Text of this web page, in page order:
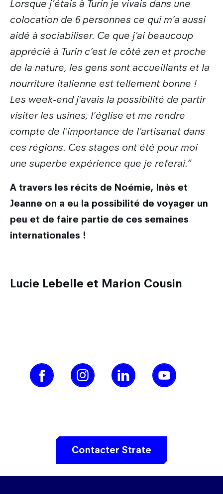
Lorsque j’étais à Turin je vivais dans une
colocation de 6 personnes ce qui m’a aussi
aidé à sociabiliser. Ce que j’ai beaucoup
apprécié à Turin c’est le côté zen et proche
de la nature, les gens sont accueillants et la
nourriture italienne est tellement bonne !
Les week-end j’avais la possibilité de partir
visiter les usines, l'église et me rendre
compte de l’importance de l’artisanat dans
ces régions. Ces stages ont été pour moi
une superbe expérience que je referai.”
A travers les récits de Noémie, Inès et
Jeanne on a eu la possibilité de voyager un
peu et de faire partie de ces semaines
internationales !
Lucie Lebelle et Marion Cousin
Contacter Strate